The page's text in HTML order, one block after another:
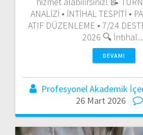
ANALİZİ • İNTİHAL TESPİTİ •
ATIF DÜZENLEME • 7/24
2026 🔍
DEVAMI
Profesyonel Akademik
26 Mart 2026